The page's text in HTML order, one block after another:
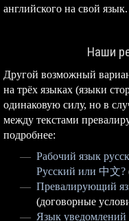
английского на свой язык.
Наши
Другой возможный
на трёх языках (языки
одинаковую силу, но в
между текстами
подробнее:
Рабочий язык
Русский или 中文?
Превалирующий
(договорные
Язык уведомлений